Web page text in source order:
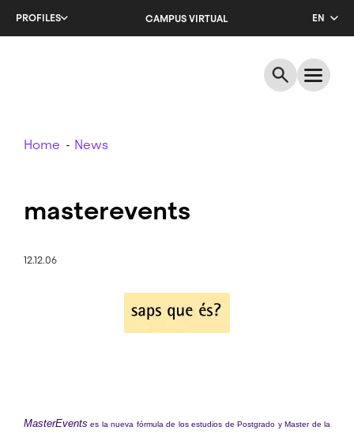
PROFILES CAMPUS VIRTUAL
EN
ES
Breadcrumb
Home News
masterevents
12.12.06
MasterEvents es la nueva fórmula de los estudios de Postgrado y Master de la